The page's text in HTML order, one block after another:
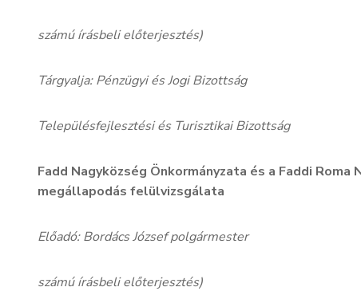
számú írásbeli előterjesztés)
Tárgyalja: Pénzügyi és Jogi Bizottság
Településfejlesztési és Turisztikai Bizottság
Fadd Nagyközség Önkormányzata és a Faddi
megállapodás felülvizsgálata
Előadó: Bordács József polgármester
számú írásbeli előterjesztés)